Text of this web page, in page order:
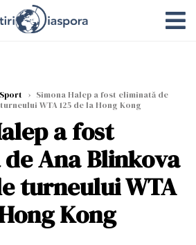
Sport › Simona Halep a fost eliminată de
WTA 125 de la Hong Kong
a fost
Ana Blinkova
turneului WTA
Kong